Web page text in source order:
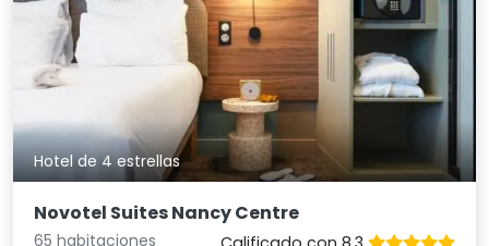
Hotel de 4 estrellas
Novotel Suites Nancy Centre
65 habitaciones